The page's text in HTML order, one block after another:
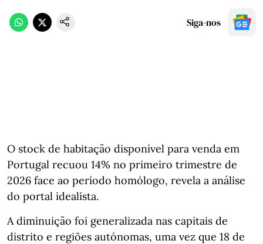
Siga-nos
O stock de habitação disponível para venda em
Portugal recuou 14% no primeiro trimestre de
2026 face ao período homólogo, revela a análise
do portal idealista.
A diminuição foi generalizada nas capitais de
distrito e regiões autónomas, uma vez que 18 de